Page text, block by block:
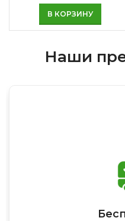
В КОРЗИНУ
Наши